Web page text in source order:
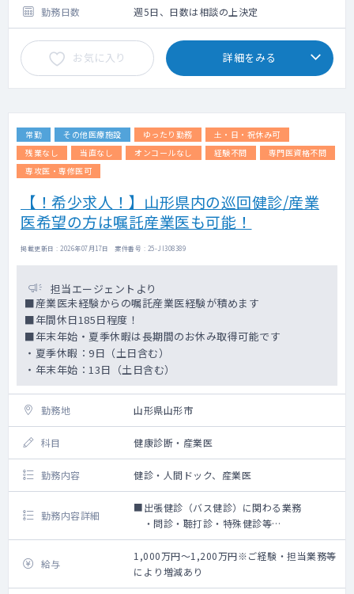
勤務日数 週5日、日数は相談の上決定
お気に入り 詳細をみる
常勤 その他医療施設 ゆったり勤務
土・日・祝休み可
残業なし
当直なし オンコールなし 経験不問
専門医資格不問
専攻医・専修医可
【！希少求人！】山形県内の巡回健診/産業
医希望の方は嘱託産業医も可能！
掲載更新日 : 2026年07月17日 案件番号 : 25-JI308389
担当エージェントより
■産業医未経験からの嘱託産業医経験が積めます
■年間休日185日程度！
■年末年始・夏季休暇は長期間のお休み取得可能です
・夏季休暇：9日（土日含む）
・年末年始：13日（土日含む）
勤務地 山形県山形市
科目 健康診断・産業医
勤務内容 健診・人間ドック、産業医
勤務内容詳細
■出張健診（バス健診）に関わる業務
・問診・聴打診・特殊健診等
・1事業者あたり50～150名の事業所
・1日あたり2件～4件程度の事業所を回り
ます。
・出張健診先の範囲は山形県全域となりま
給与
1,000万円～1,200万円※ご経験・担当業務等
により増減あり